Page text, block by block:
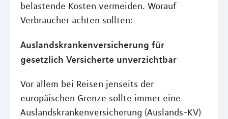
belastende Kosten vermeiden. Worauf
Verbraucher achten sollten:
Auslandskrankenversicherung für
gesetzlich Versicherte unverzichtbar
Vor allem bei Reisen jenseits der
europäischen Grenze sollte immer eine
Auslandskrankenversicherung (Auslands-KV)